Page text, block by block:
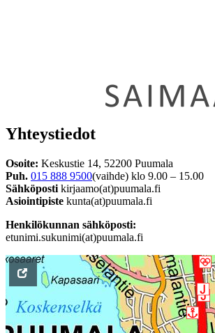
Yhteystiedot
Osoite: Keskustie 14, 52200 Puumala
Puh. 015 888 9500(vaihde) klo 9.00 – 15.00
Sähköposti kirjaamo(at)puumala.fi
Asiointipiste kunta(at)puumala.fi
Henkilökunnan sähköposti:
etunimi.sukunimi(at)puumala.fi